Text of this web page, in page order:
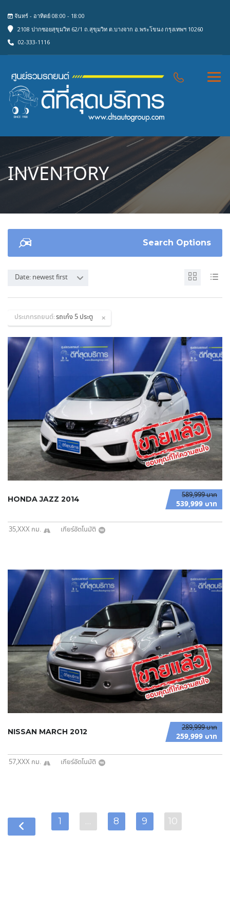
จันทร์ - อาทิตย์ 08:00 - 18:00
2108 ปากซอยสุขุมวิท 62/1 ถ.สุขุมวิท ต.บางจาก อ.พระโขนง กรุงเทพฯ 10260
02-333-1116
INVENTORY
Search Options
Date: newest first
ประเภทรถยนต์:รถเก๋ง 5 ประตู
589,999 บาท
539,999 บาท
HONDA JAZZ 2014
35,XXX กม. เกียร์อัตโนมัติ
289,999 บาท
259,999 บาท
NISSAN MARCH 2012
57,XXX กม. เกียร์อัตโนมัติ
1 … 8 9 10